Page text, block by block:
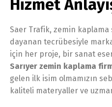
Hizmet
Saer Trafik, zemin kaplama
dayanan tecrübesiyle
için her proje, bir sanat
Sarıyer zemin kaplama
gelen ilk isim olmamızın
kaliteli materyaller ve